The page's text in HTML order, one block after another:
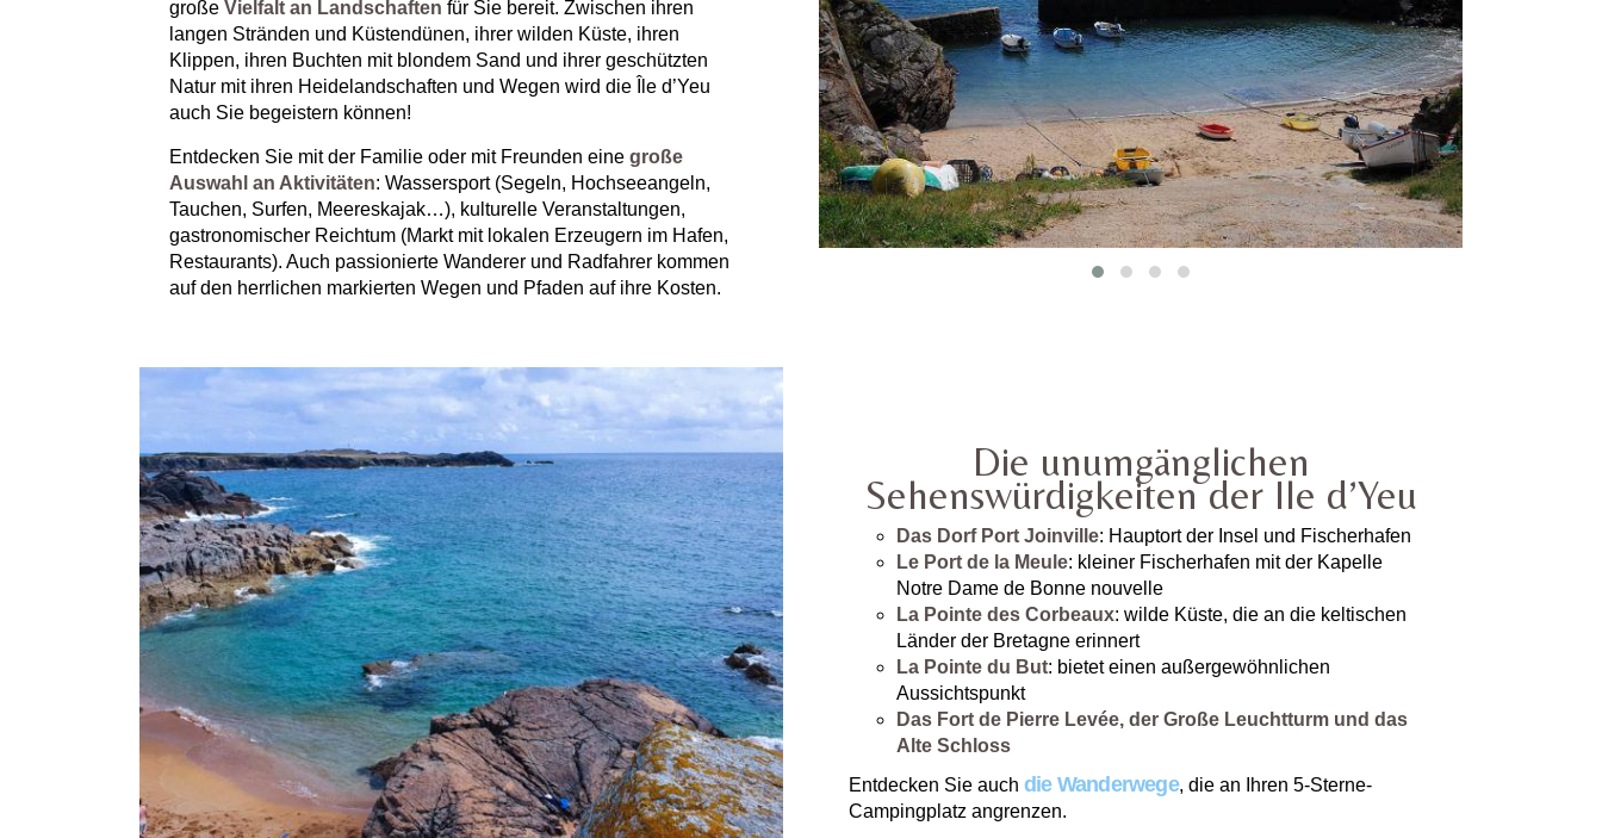
große Vielfalt an Landschaften für Sie bereit. Zwischen ihren
langen Stränden und Küstendünen, ihrer wilden Küste, ihren
Klippen, ihren Buchten mit blondem Sand und ihrer geschützten
Natur mit ihren Heidelandschaften und Wegen wird die Île d’Yeu
auch Sie begeistern können!
Entdecken Sie mit der Familie oder mit Freunden eine große
Auswahl an Aktivitäten: Wassersport (Segeln, Hochseeangeln,
Tauchen, Surfen, Meereskajak…), kulturelle Veranstaltungen,
gastronomischer Reichtum (Markt mit lokalen Erzeugern im Hafen,
Restaurants). Auch passionierte Wanderer und Radfahrer kommen
auf den herrlichen markierten Wegen und Pfaden auf ihre Kosten.
Die unumgänglichen
Sehenswürdigkeiten der Ile d’Yeu
Das Dorf Port Joinville: Hauptort der Insel und Fischerhafen
Le Port de la Meule: kleiner Fischerhafen mit der Kapelle
Notre Dame de Bonne nouvelle
La Pointe des Corbeaux: wilde Küste, die an die keltischen
Länder der Bretagne erinnert
La Pointe du But: bietet einen außergewöhnlichen
Aussichtspunkt
Das Fort de Pierre Levée, der Große Leuchtturm und das
Alte Schloss
Entdecken Sie auch die Wanderwege, die an Ihren 5-Sterne-
Campingplatz angrenzen.